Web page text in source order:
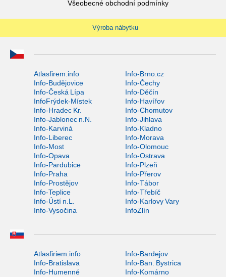
Všeobecné obchodní podmínky
Výroba nábytku
Atlasfirem.info
Info-Brno.cz
Info-Budějovice
Info-Čechy
Info-Česká Lípa
Info-Děčín
InfoFrýdek-Místek
Info-Havířov
Info-Hradec Kr.
Info-Chomutov
Info-Jablonec n.N.
Info-Jihlava
Info-Karviná
Info-Kladno
Info-Liberec
Info-Morava
Info-Most
Info-Olomouc
Info-Opava
Info-Ostrava
Info-Pardubice
Info-Plzeň
Info-Praha
Info-Přerov
Info-Prostějov
Info-Tábor
Info-Teplice
Info-Třebíč
Info-Ústí n.L.
Info-Karlovy Vary
Info-Vysočina
InfoZlín
Atlasfiriem.info
Info-Bardejov
Info-Bratislava
Info-Ban. Bystrica
Info-Humenné
Info-Komárno